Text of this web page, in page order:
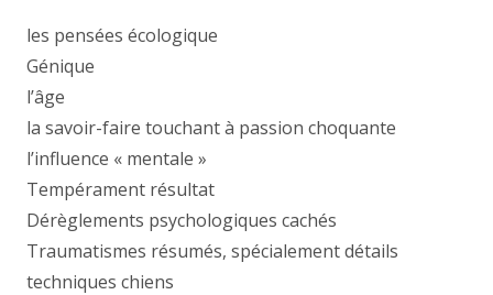
les pensées écologique
Génique
l’âge
la savoir-faire touchant à passion choquante
l’influence « mentale »
Tempérament résultat
Dérèglements psychologiques cachés
Traumatismes résumés, spécialement détails
techniques chiens